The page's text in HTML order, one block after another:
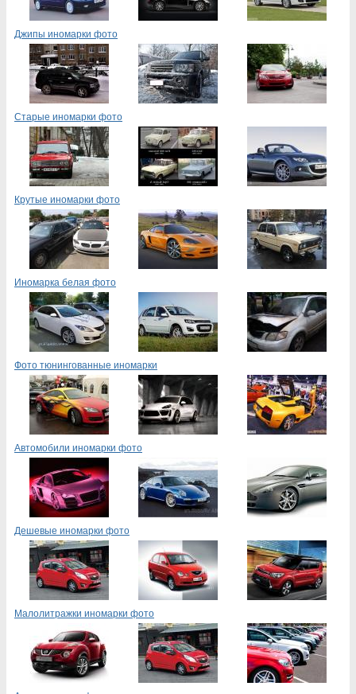
Джипы иномарки фото
Старые иномарки фото
Крутые иномарки фото
Иномарка белая фото
Фото тюнингованные иномарки
Автомобили иномарки фото
Дешевые иномарки фото
Малолитражки иномарки фото